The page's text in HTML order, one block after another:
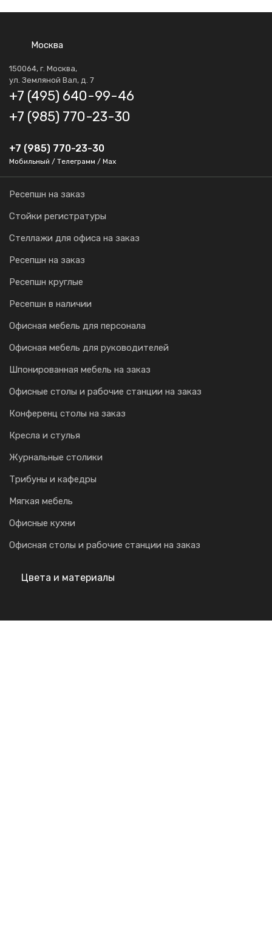
Москва
150064, г. Москва,
ул. Земляной Вал, д. 7
+7 (495) 640-99-46
+7 (985) 770-23-30
+7 (985) 770-23-30
Мобильный / Телеграмм / Max
Ресепшн на заказ
Стойки регистратуры
Стеллажи для офиса на заказ
Ресепшн на заказ
Ресепшн круглые
Ресепшн в наличии
Офисная мебель для персонала
Офисная мебель для руководителей
Шпонированная мебель на заказ
Офисные столы и рабочие станции на заказ
Конференц столы на заказ
Кресла и стулья
Журнальные столики
Трибуны и кафедры
Мягкая мебель
Офисные кухни
Офисная столы и рабочие станции на заказ
Цвета и материалы